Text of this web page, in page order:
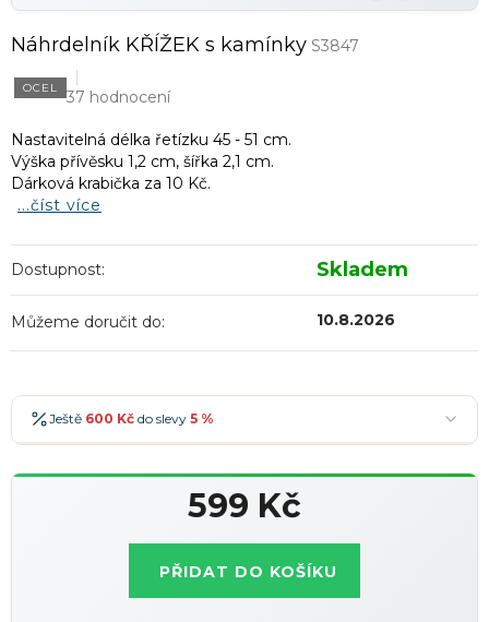
Náhrdelník KŘÍŽEK s kamínky S3847
OCEL 37 hodnocení
Nastavitelná délka řetízku 45 - 51 cm.
Výška přívěsku 1,2 cm, šířka 2,1 cm.
Dárková krabička za 10 Kč.
...číst více
Dostupnost: Skladem
Můžeme doručit do: 10.8.2026
Ještě 600 Kč do slevy 5 %
599 Kč
PŘIDAT DO KOŠÍKU